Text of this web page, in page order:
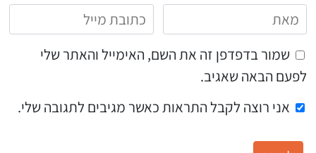
שמור בדפדפן זה את השם, האימייל והאתר שלי
לפעם הבאה שאגיב.
אני רוצה לקבל התראות כאשר מגיבים לתגובה שלי.